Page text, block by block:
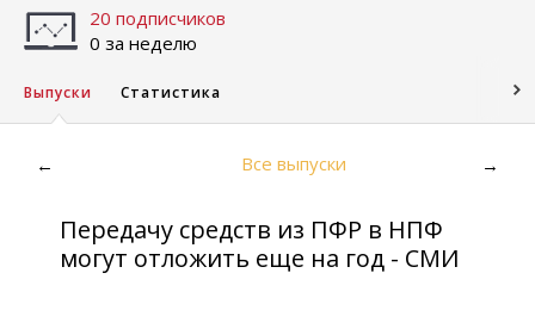
20 подписчиков
0 за неделю
Выпуски Статистика
← Все выпуски →
Передачу средств из ПФР в НПФ
могут отложить еще на год - СМИ